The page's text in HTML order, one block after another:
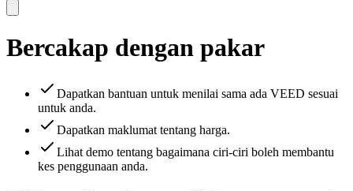
Bercakap dengan pakar
Dapatkan bantuan untuk menilai sama ada VEED sesuai
untuk anda.
Dapatkan maklumat tentang harga.
Lihat demo tentang bagaimana ciri-ciri boleh membantu
kes penggunaan anda.